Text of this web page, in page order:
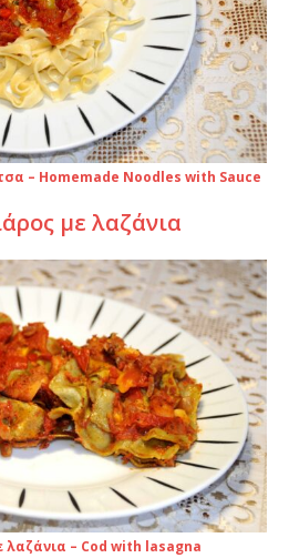
– Homemade Noodles with Sauce
με λαζάνια
– Cod with lasagna